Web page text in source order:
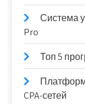
Система
Pro
Топ 5
CPA-сетей